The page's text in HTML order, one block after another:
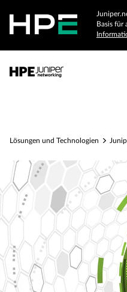
Basis für
Lösungen und Technologien